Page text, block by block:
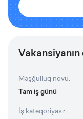
Vakansiyanın
Məşğulluq növü:
Tam iş günü
İş kateqoriyası: